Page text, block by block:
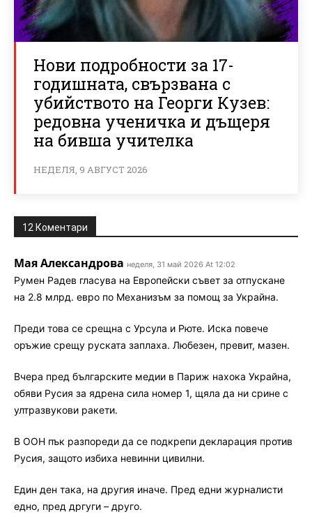
Нови подробности за 17-
годишната, свързвана с
убийството на Георги Кузев:
редовна ученичка и дъщеря
на бивша учителка
НЕДЕЛЯ, 9 АВГУСТ 2026
12 Коментари
Мая Александрова неделя, 31 май 2026 At 12:02
Румен Радев гласува на Европейски съвет за отпускане
на 2.8 млрд. евро по Механизъм за помощ за Украйна.
Преди това се срещна с Урсула и Рюте. Иска повече
оръжие срещу руската заплаха. Любезен, превит, мазен.
Вчера пред българските медии в Париж нахока Украйна,
обяви Русия за ядрена сила номер 1, щяла да ни срине с
ултразвукови ракети.
В ООН пък разпореди да се подкрепи декларация против
Русия, защото избиха невинни цивилни.
Един ден така, на другия иначе. Пред едни журналисти
едно, пред дргуги – друго.